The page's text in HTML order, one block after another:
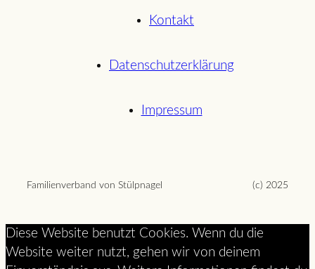
Kontakt
Datenschutzerklärung
Impressum
Familienverband von Stülpnagel (c) 2025
Diese Website benutzt Cookies. Wenn du die
Website weiter nutzt, gehen wir von deinem